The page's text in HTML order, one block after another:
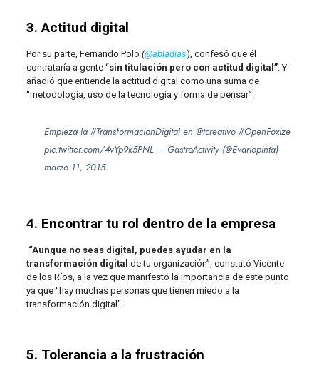
3. Actitud digital
Por su parte, Fernando Polo (@abladias), confesó que él
contrataría a gente “sin titulación pero con actitud digital”. Y
añadió que entiende la actitud digital como una suma de
“metodología, uso de la tecnología y forma de pensar”.
Empieza la #TransformacionDigitalen @tcreativo #OpenFoxize
pic.twitter.com/4vYp9k5PNL— GastroActivity (@Evariopinta)
marzo 11, 2015
4. Encontrar tu rol dentro de la empresa
“Aunque no seas digital, puedes ayudar en la
transformación digital de tu organización”, constató Vicente
de los Ríos, a la vez que manifestó la importancia de este punto
ya que “hay muchas personas que tienen miedo a la
transformación digital”.
5. Tolerancia a la frustración